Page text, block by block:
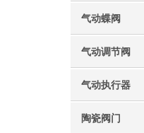
气动蝶阀
气动调节阀
气动执行器
陶瓷阀门